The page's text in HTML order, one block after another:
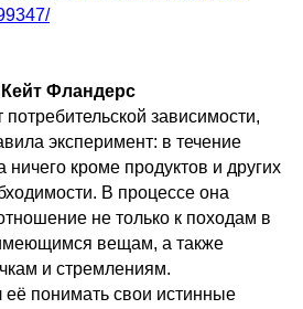
Кейт Фландерс
зависимости,
эксперимент: в течение
ничего кроме продуктов и других
В процессе она
не только к походам в
вещам, а также
и стремлениям.
её понимать свои истинные